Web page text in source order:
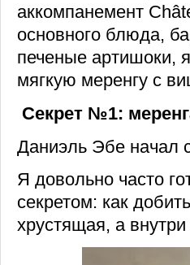
аккомпанемент
основного блюда,
печеные артишоки,
мягкую меренгу с
Секрет №1:
Даниэль Эбе начал
Я довольно часто
секретом: как
хрустящая, а